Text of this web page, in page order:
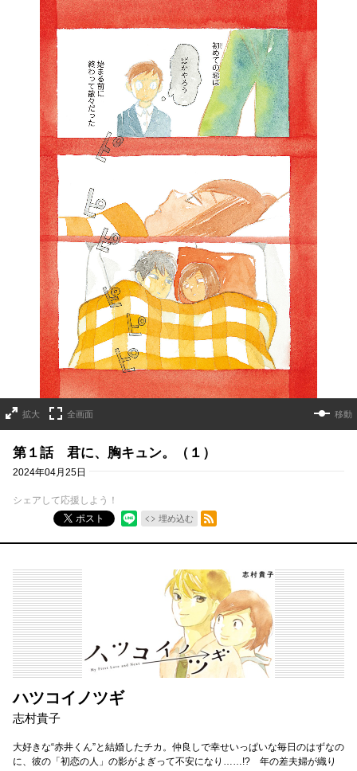
拡大 全画面 移動
第１話 君に、胸キュン。（１）
2024年04月25日
シェアして応援しよう！
ポスト
埋め込む
RSSフィード
ハツコイノツギ
志村貴子
大好きな“赤井くん”と結婚したチカ。仲良しで幸せいっぱいな毎日のはずなの
に、彼の「初恋の人」の影がよぎって不安になり……!? 年の差夫婦が織り